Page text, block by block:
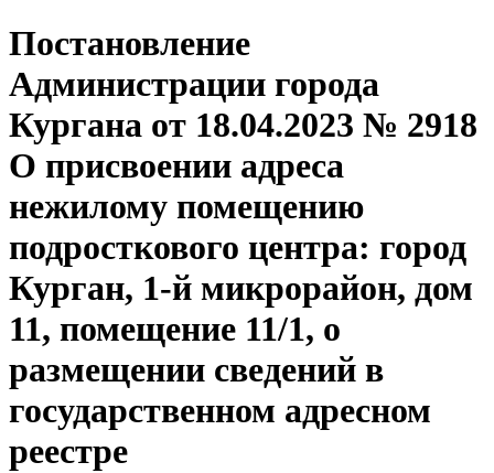
Постановление
Администрации города
Кургана от 18.04.2023 № 2918
О присвоении адреса
нежилому помещению
подросткового центра: город
Курган, 1-й микрорайон, дом
11, помещение 11/1, о
размещении сведений в
государственном адресном
реестре